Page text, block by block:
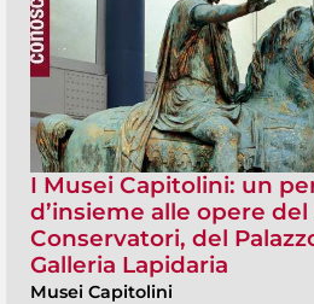
I Musei Capitolini: un
d’insieme alle opere del
Conservatori, del
Galleria Lapidaria
Musei Capitolini